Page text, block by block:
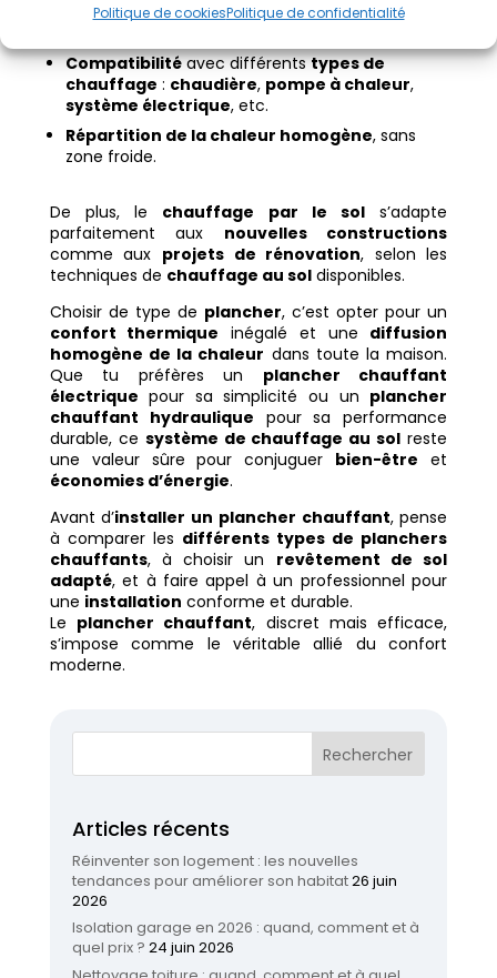
Politique de cookiesPolitique de confidentialité
Économies d’énergieimportantes, surtout
Compatibilitéavec différentstypes de
chauffage : chaudière, pompe à chaleur,
système électrique, etc.
Répartition de la chaleur homogène, sans
zone froide.
De plus, le chauffage par le sol s’adapte
parfaitement aux nouvelles constructions
comme aux projets de rénovation, selon les
techniques de chauffage au soldisponibles.
Choisir de type de plancher, c’est opter pour un
confort thermique inégalé et une diffusion
homogène de la chaleur dans toute la maison.
Que tu préfères un plancher chauffant
électrique pour sa simplicité ou un plancher
chauffant hydraulique pour sa performance
durable, ce système de chauffage au sol reste
une valeur sûre pour conjuguer bien-être et
économies d’énergie.
Avant d’installer un plancher chauffant, pense
à comparer les différents types de planchers
chauffants, à choisir un revêtement de sol
adapté, et à faire appel à un professionnel pour
une installation conforme et durable.
Le plancher chauffant, discret mais efficace,
s’impose comme le véritable allié du confort
moderne.
Articles récents
Réinventer son logement : les nouvelles
tendances pour améliorer son habitat26 juin
2026
Isolation garage en 2026 : quand, comment et à
quel prix ? 24 juin 2026